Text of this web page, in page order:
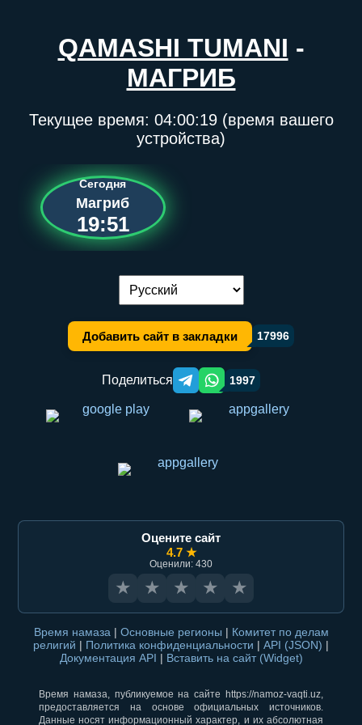
QAMASHI TUMANI -
МАГРИБ
Текущее время: 04:00:19(время вашего
устройства)
Сегодня
Магриб
19:51
Переключение языка:
Добавить сайт в закладки 17996
Поделиться Telegram orqali ulashish
WhatsApp orqali ulashish
1997
Оцените сайт
4.7 ★
Оценили: 430
★ ★ ★ ★ ★
Время намаза | Основные регионы | Комитет по делам
религий | Политика конфиденциальности | API (JSON) |
Документация API | Вставить на сайт (Widget)
Время намаза, публикуемое на сайте https://namoz-vaqti.uz,
предоставляется на основе официальных источников.
Данные носят информационный характер, и их абсолютная